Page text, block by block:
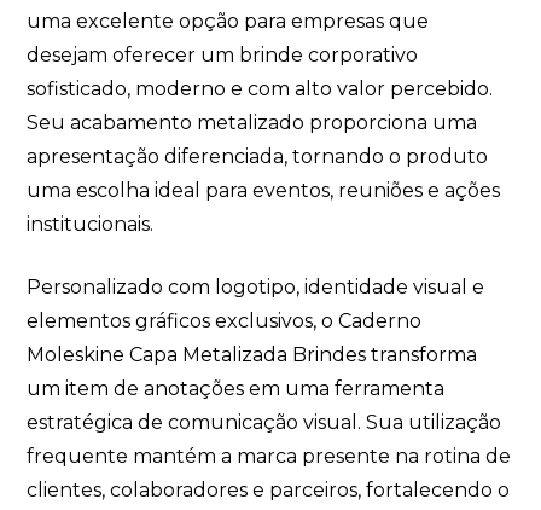
uma excelente opção para empresas que
desejam oferecer um brinde corporativo
sofisticado, moderno e com alto valor percebido.
Seu acabamento metalizado proporciona uma
apresentação diferenciada, tornando o produto
uma escolha ideal para eventos, reuniões e ações
institucionais.
Personalizado com logotipo, identidade visual e
elementos gráficos exclusivos, o Caderno
Moleskine Capa Metalizada Brindes transforma
um item de anotações em uma ferramenta
estratégica de comunicação visual. Sua utilização
frequente mantém a marca presente na rotina de
clientes, colaboradores e parceiros, fortalecendo o